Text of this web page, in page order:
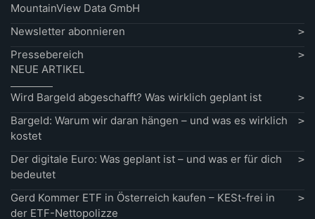
MountainView Data GmbH
Newsletter abonnieren
Pressebereich
NEUE ARTIKEL
Wird Bargeld abgeschafft? Was wirklich geplant ist
Bargeld: Warum wir daran hängen – und was es wirklich
kostet
Der digitale Euro: Was geplant ist – und was er für dich
bedeutet
Gerd Kommer ETF in Österreich kaufen – KESt-frei in
der ETF-Nettopolizze